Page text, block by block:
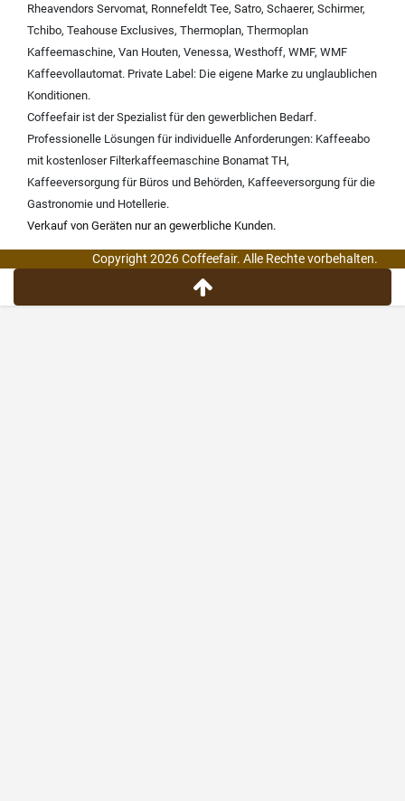
Rheavendors Servomat, Ronnefeldt Tee, Satro, Schaerer, Schirmer,
Tchibo, Teahouse Exclusives, Thermoplan, Thermoplan
Kaffeemaschine, Van Houten, Venessa, Westhoff, WMF, WMF
Kaffeevollautomat. Private Label: Die eigene Marke zu unglaublichen
Konditionen.
Coffeefair ist der Spezialist für den gewerblichen Bedarf.
Professionelle Lösungen für individuelle Anforderungen: Kaffeeabo
mit kostenloser Filterkaffeemaschine Bonamat TH,
Kaffeeversorgung für Büros und Behörden, Kaffeeversorgung für die
Gastronomie und Hotellerie.
Verkauf von Geräten nur an gewerbliche Kunden.
Copyright 2026 Coffeefair. Alle Rechte vorbehalten.